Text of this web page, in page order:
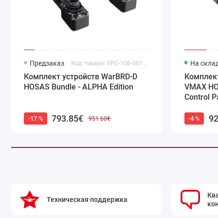
Калибровка средствами операционной системы
Предзаказ
Комплект устройств WarBRD-D
HOSAS Bundle - ALPHA Edition
-17 % 793.85€ 951.60€
На
VMAX
Control
-4 %
Техническая поддержка